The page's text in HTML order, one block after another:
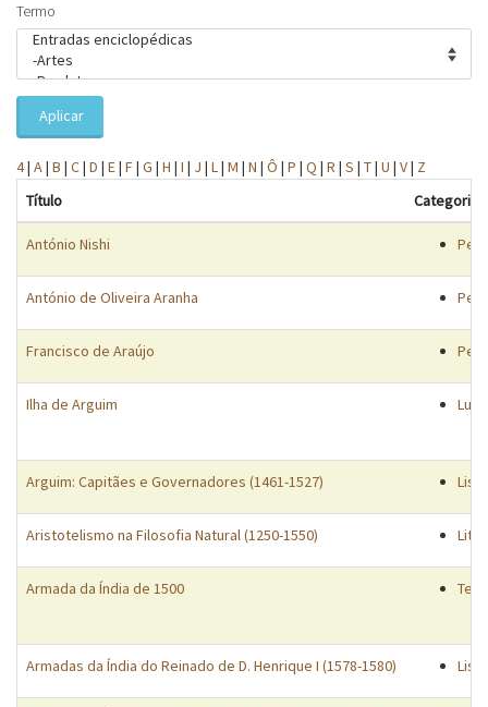
Termo
Aplicar
4| A| B | C| D | E| F| G | H | I | J | L| M | N | Ô | P | Q | R | S | T| U | V| Z
Título
Categorias
António Nishi
António de Oliveira Aranha
Francisco de Araújo
Ilha de Arguim
Arguim: Capitães e Governadores (1461-1527)
Aristotelismo na Filosofia Natural (1250-1550)
Armada da Índia de 1500
Armadas da Índia do Reinado de D. Henrique I (1578-1580)